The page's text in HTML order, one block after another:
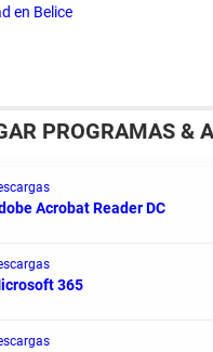
en Belice
PROGRAMAS &
Acrobat Reader DC
365